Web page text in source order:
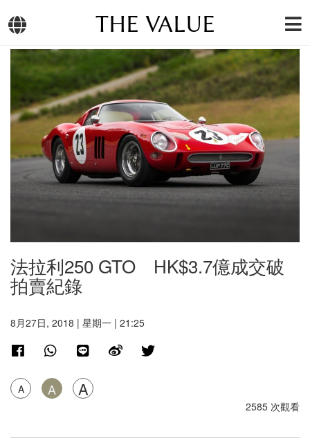
THE VALUE
法拉利250 GTO HK$3.7億成交破
拍賣紀錄
8月27日, 2018 | 星期一 | 21:25
A A A
2585 次觀看